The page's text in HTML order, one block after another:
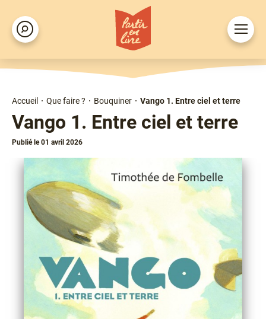
Aller
au
contenu
principal
Rechercher
Ouvrir
le
d'Ariane
Accueil Que faire ? Bouquiner Vango 1. Entre ciel et terre
Vango 1. Entre ciel et terre
Publié le 01 avril 2026